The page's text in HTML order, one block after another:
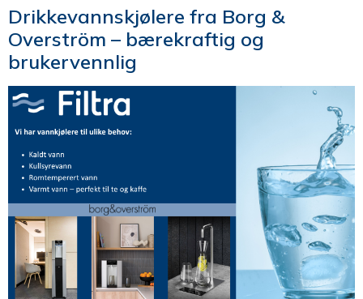
Drikkevannskjølere fra Borg &
Overström – bærekraftig og
brukervennlig